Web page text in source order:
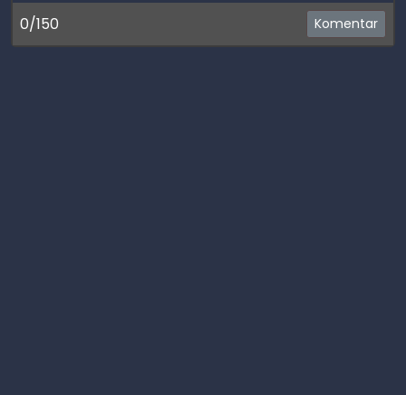
0/150 Komentar